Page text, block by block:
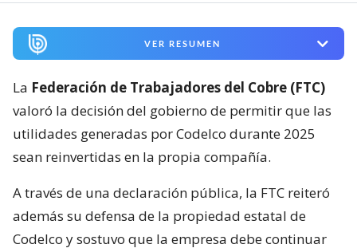
VER RESUMEN
La Federación de Trabajadores del Cobre (FTC)
valoró la decisión del gobierno de permitir que las
utilidades generadas por Codelco durante 2025
sean reinvertidas en la propia compañía.
A través de una declaración pública, la FTC reiteró
además su defensa de la propiedad estatal de
Codelco y sostuvo que la empresa debe continuar